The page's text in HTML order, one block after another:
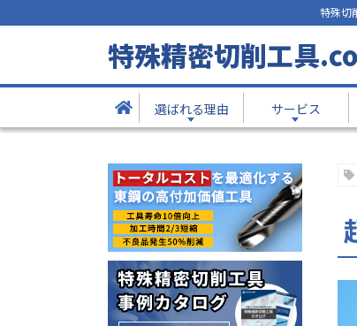
特殊切
特殊精密切削工具
選ばれる理由 サービス
工具事例 - Products -
TOP 工具事例 超硬ラフィングエンドミル